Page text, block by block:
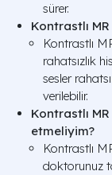
sürer.
Kontrastlı
Kontrastlı
rahatsızlık
sesler
verilebilir.
Kontrastlı
etmeliyim?
Kontrastlı
doktorunuz